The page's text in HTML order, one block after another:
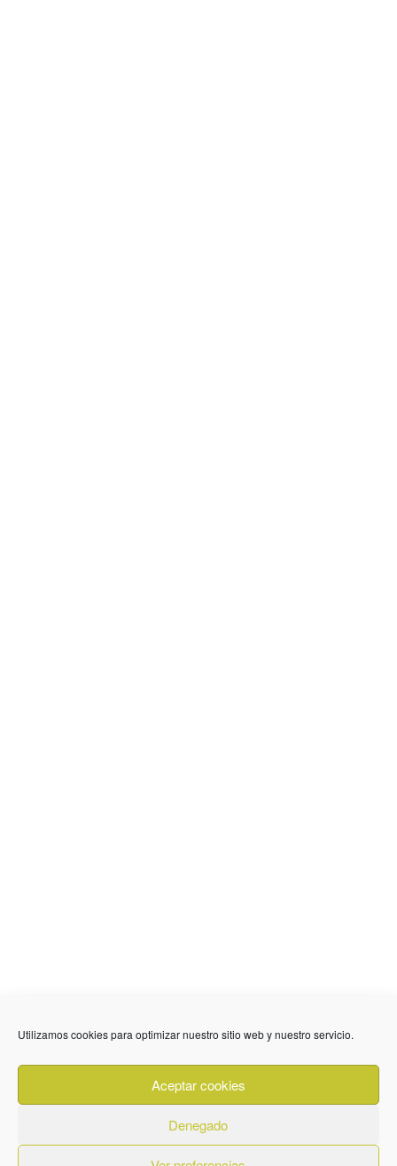
Utilizamos cookies para optimizar nuestro sitio web y nuestro servicio.
Aceptar cookies
Denegado
636 01 61 85
Fuente Palmera
info @ fuentepalmerainformacion.es
Privacidad Aviso legal
Cookies
Quiénes Somos
Contacto